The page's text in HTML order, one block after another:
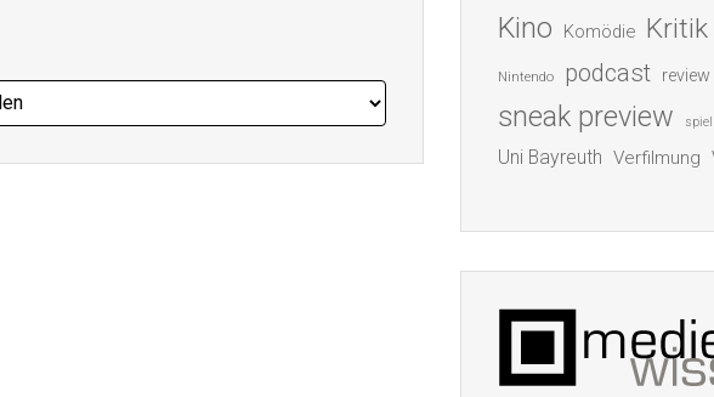
Kino Komödie Kritik
Nintendo podcast review
sneak preview spiel
Uni Bayreuth Verfilmung